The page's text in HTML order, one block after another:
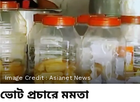
Image Credit :Asianet News
ভোট প্রচারে মমতা